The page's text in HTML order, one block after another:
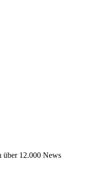
über 12.000 News